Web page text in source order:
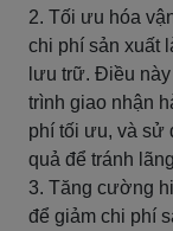
2. Tối ưu hóa
chi phí sản xuất
lưu trữ. Điều
trình giao nhận
phí tối ưu, và sử
quả để tránh
3. Tăng cường
để giảm chi phí